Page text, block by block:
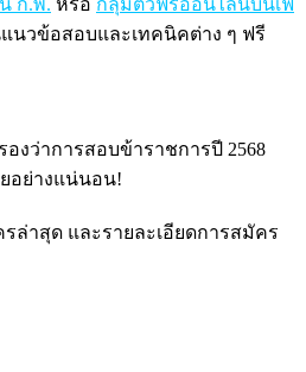
ก.พ. หรือ กลุ่มติวฟรีออนไลน์บนเฟ
นวข้อสอบและเทคนิคต่าง ๆ ฟรี
องว่าการสอบข้าราชการปี 2568
อย่างแน่นอน!
ล่าสุด และรายละเอียดการสมัคร